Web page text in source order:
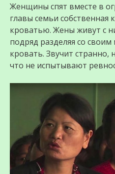
Женщины спят вместе в
главы семьи собственная
кроватью. Жены живут с
подряд разделяя со
кровать. Звучит
что не испытывают